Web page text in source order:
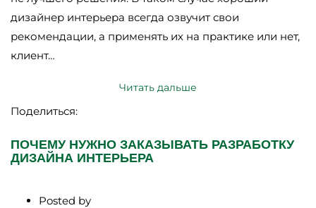
дизайнер интерьера всегда озвучит свои
рекомендации, а применять их на практике или нет,
клиент…
Читать дальше
Поделиться:
ПОЧЕМУ НУЖНО ЗАКАЗЫВАТЬ РАЗРАБОТКУ
ДИЗАЙНА ИНТЕРЬЕРА
Posted by